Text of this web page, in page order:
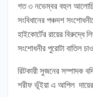
গত ৩ নভেম্বর বহুল
সংবিধানের পঞ্চদশ
হাইকোর্টের রায়ের
সংশোধনীর পুরোটা বাতিল
রিটকারী সুজনের সম্পাদক
শরীফ ভূঁইয়া এ আপিল